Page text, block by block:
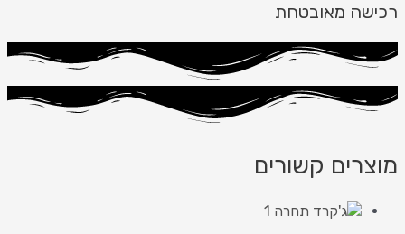
רכישה מאובטחת
מוצרים קשורים